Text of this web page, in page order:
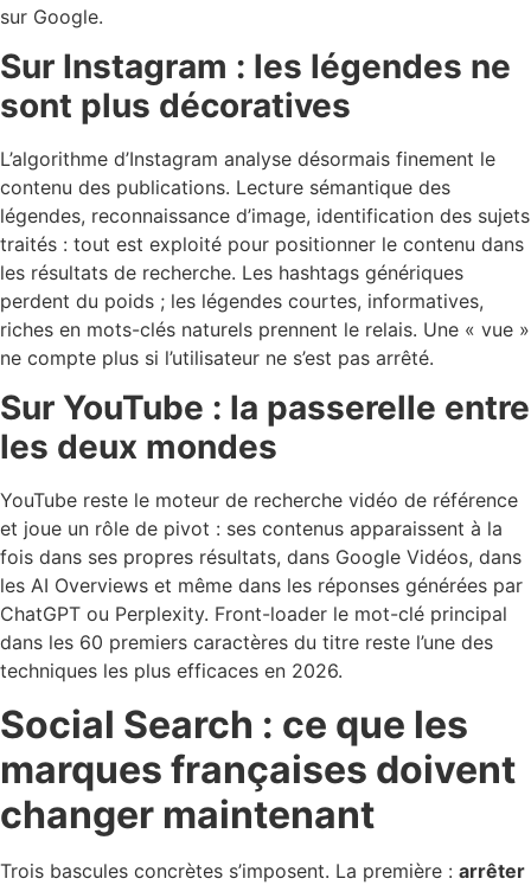
sur Google.
Sur Instagram : les légendes ne
sont plus décoratives
L’algorithme d’Instagram analyse désormais finement le
contenu des publications. Lecture sémantique des
légendes, reconnaissance d’image, identification des sujets
traités : tout est exploité pour positionner le contenu dans
les résultats de recherche. Les hashtags génériques
perdent du poids ; les légendes courtes, informatives,
riches en mots-clés naturels prennent le relais. Une « vue »
ne compte plus si l’utilisateur ne s’est pas arrêté.
Sur YouTube : la passerelle entre
les deux mondes
YouTube reste le moteur de recherche vidéo de référence
et joue un rôle de pivot : ses contenus apparaissent à la
fois dans ses propres résultats, dans Google Vidéos, dans
les AI Overviews et même dans les réponses générées par
ChatGPT ou Perplexity. Front-loader le mot-clé principal
dans les 60 premiers caractères du titre reste l’une des
techniques les plus efficaces en 2026.
Social Search : ce que les
marques françaises doivent
changer maintenant
Trois bascules concrètes s’imposent. La première : arrêter